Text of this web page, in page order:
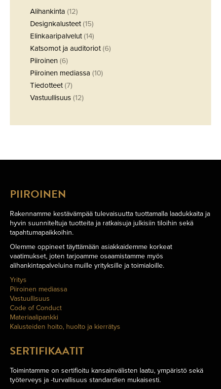
Alihankinta (12)
Designkalusteet(15)
Elinkaaripalvelut(14)
Katsomot ja auditoriot(6)
Piiroinen (6)
Piiroinen mediassa (10)
Tiedotteet(7)
Vastuullisuus (12)
PIIROINEN
Rakennamme kestävämpää tulevaisuutta tuottamalla laadukkaita ja
hyvin suunniteltuja tuotteita ja ratkaisuja julkisiin tiloihin sekä
tapahtumapaikkoihin.
Olemme oppineet täyttämään asiakkaidemme korkeat
vaatimukset, joten tarjoamme osaamistamme myös
alihankintapalveluina muille yrityksille ja toimialoille.
Yritys
Piiroinen mediassa
Vastuullisuus
Code of Conduct
Materiaalipankki
Kalusteiden hoito, huolto ja kierrätys
SERTIFIKAATIT
Toimintamme on sertifioitu kansainvälisten laatu, ympäristö sekä
työterveys ja -turvallisuus standardien mukaisesti.